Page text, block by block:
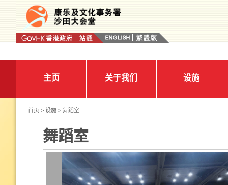
主页 关于我们 设施
首页 > 设施 > 舞蹈室
舞蹈室